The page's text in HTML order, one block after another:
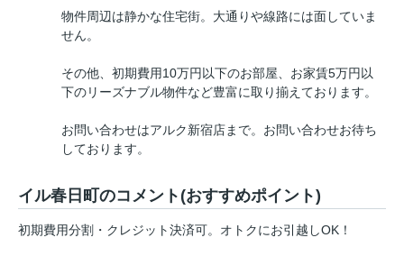
物件周辺は静かな住宅街。大通りや線路には面していま
せん。
その他、初期費用10万円以下のお部屋、お家賃5万円以
下のリーズナブル物件など豊富に取り揃えております。
お問い合わせはアルク新宿店まで。お問い合わせお待ち
しております。
イル春日町のコメント(おすすめポイント)
初期費用分割・クレジット決済可。オトクにお引越しOK！